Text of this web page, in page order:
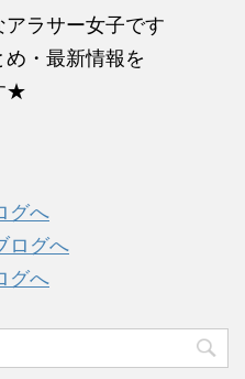
ラサー女子です
・最新情報を
★